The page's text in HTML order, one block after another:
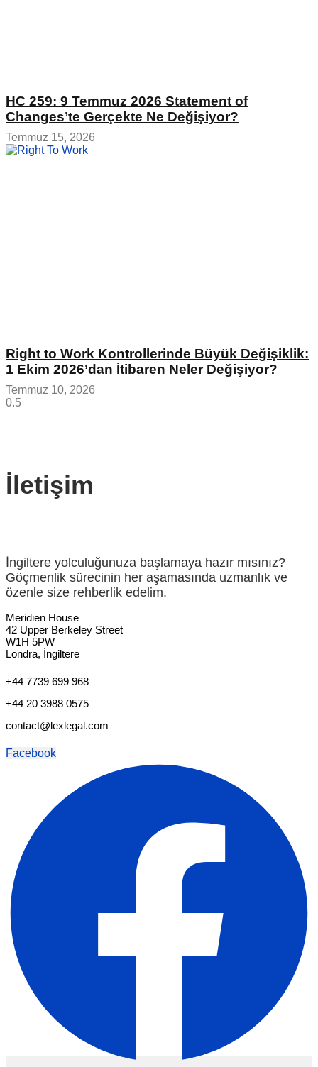
HC 259: 9 Temmuz 2026 Statement of
Changes’te Gerçekte Ne Değişiyor?
Temmuz 15, 2026
Right to Work Kontrollerinde Büyük Değişiklik:
1 Ekim 2026’dan İtibaren Neler Değişiyor?
Temmuz 10, 2026
İletişim
İngiltere yolculuğunuza başlamaya hazır mısınız?
Göçmenlik sürecinin her aşamasında uzmanlık ve
özenle size rehberlik edelim.
Meridien House
42 Upper Berkeley Street
W1H 5PW
Londra, İngiltere
+44 7739 699 968
+44 20 3988 0575
contact@lexlegal.com
Facebook